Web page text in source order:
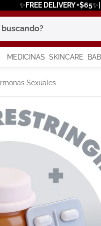
✨FREE DELIVERY
MEDICINAS SKINCARE
Sexuales
más buscados